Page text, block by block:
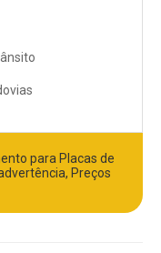
para Placas de
Preços